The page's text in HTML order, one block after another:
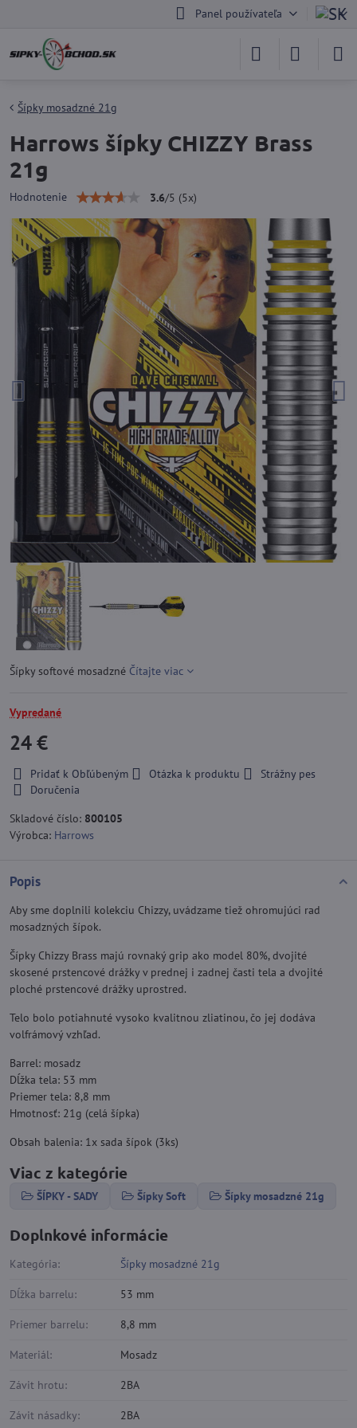
Panel používateľa
Šípky mosadzné 21g
Harrows šípky CHIZZY Brass
21g
Hodnotenie 3.6/5 (5x)
Šípky softové mosadzné Čítajte viac
Vypredané
24 €
Pridať k Obľúbeným Otázka k produktu
Strážny pes
Doručenia
Skladové číslo: 800105
Výrobca: Harrows
Popis
Aby sme doplnili kolekciu Chizzy, uvádzame tiež ohromujúci rad
mosadzných šípok.
Šípky Chizzy Brass majú rovnaký grip ako model 80%, dvojité
skosené prstencové drážky v prednej i zadnej časti tela a dvojité
ploché prstencové drážky uprostred.
Telo bolo potiahnuté vysoko kvalitnou zliatinou, čo jej dodáva
volfrámový vzhľad.
Barrel: mosadz
Dĺžka tela: 53 mm
Priemer tela: 8,8 mm
Hmotnosť: 21g (celá šípka)
Obsah balenia: 1x sada šípok (3ks)
Viac z kategórie
ŠÍPKY - SADY Šípky Soft Šípky mosadzné 21g
Doplnkové informácie
Kategória: Šípky mosadzné 21g
Dĺžka barrelu: 53 mm
Priemer barrelu: 8,8 mm
Materiál: Mosadz
Závit hrotu: 2BA
Závit násadky: 2BA